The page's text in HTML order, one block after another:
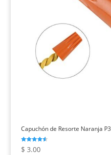
Capuchón de Resorte Naranja P3
Valorado
con
$ 3.00